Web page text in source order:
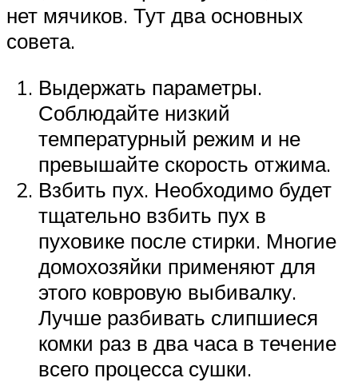
нет мячиков. Тут два основных
совета.
Выдержать параметры.
Соблюдайте низкий
температурный режим и не
превышайте скорость отжима.
Взбить пух. Необходимо будет
тщательно взбить пух в
пуховике после стирки. Многие
домохозяйки применяют для
этого ковровую выбивалку.
Лучше разбивать слипшиеся
комки раз в два часа в течение
всего процесса сушки.